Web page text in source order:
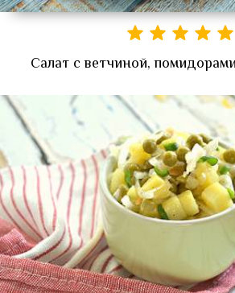
Салат с ветчиной,